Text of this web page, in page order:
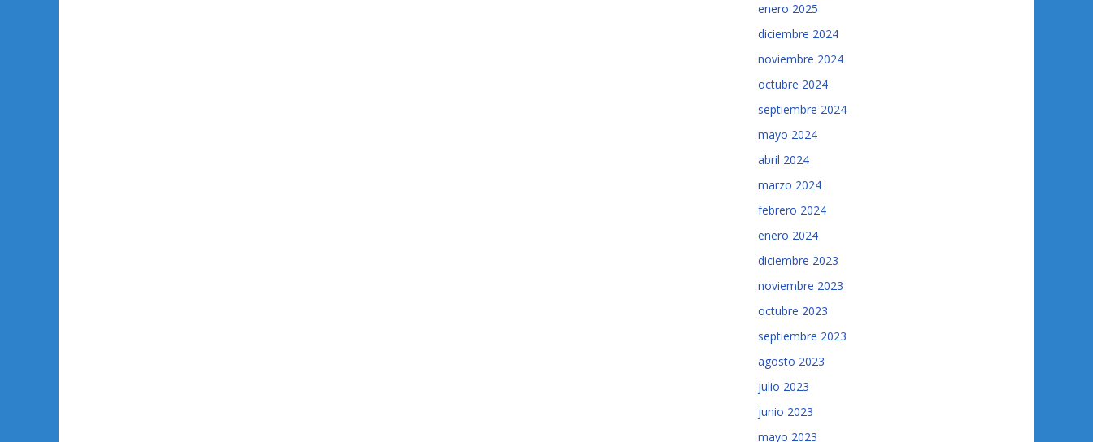
enero 2025
diciembre 2024
noviembre 2024
octubre 2024
septiembre 2024
mayo 2024
abril 2024
marzo 2024
febrero 2024
enero 2024
diciembre 2023
noviembre 2023
octubre 2023
septiembre 2023
agosto 2023
julio 2023
junio 2023
mayo 2023